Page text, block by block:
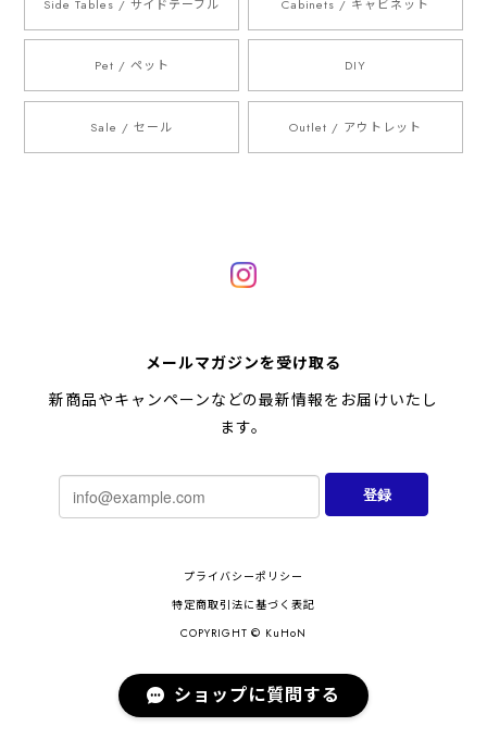
Side Tables / サイドテーブル Cabinets / キャビネット
Pet / ペット DIY
Sale / セール Outlet / アウトレット
メールマガジンを受け取る
新商品やキャンペーンなどの最新情報をお届けいたし
ます。
登録
プライバシーポリシー
特定商取引法に基づく表記
COPYRIGHT © KuHoN
ショップに質問する